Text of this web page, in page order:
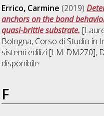
Errico, Carmine (2019)
anchors on the bond
quasi-brittle substrate.
Bologna, Corso di Studio in
sistemi edilizi [LM-DM270],
disponibile
F